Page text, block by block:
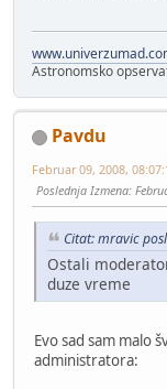
Astronomsko
Pavdu
Februar 09, 2008,
Poslednja Izmena:
Citat: mravic
Ostali
duze vreme
Evo sad sam malo
administratora: